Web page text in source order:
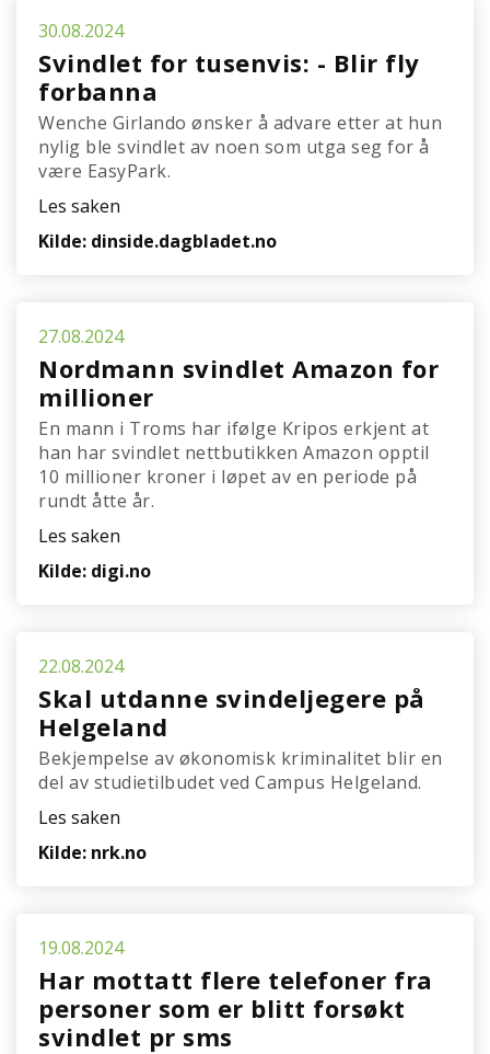
30.08.2024
Svindlet for tusenvis: - Blir fly
forbanna
Wenche Girlando ønsker å advare etter at hun
nylig ble svindlet av noen som utga seg for å
være EasyPark.
Les saken
Kilde: dinside.dagbladet.no
27.08.2024
Nordmann svindlet Amazon for
millioner
En mann i Troms har ifølge Kripos erkjent at
han har svindlet nettbutikken Amazon opptil
10 millioner kroner i løpet av en periode på
rundt åtte år.
Les saken
Kilde: digi.no
22.08.2024
Skal utdanne svindeljegere på
Helgeland
Bekjempelse av økonomisk kriminalitet blir en
del av studietilbudet ved Campus Helgeland.
Les saken
Kilde: nrk.no
19.08.2024
Har mottatt flere telefoner fra
personer som er blitt forsøkt
svindlet pr sms